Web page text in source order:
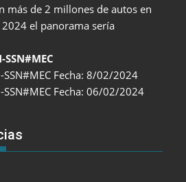
más de 2 millones de autos en
el panorama sería
SSN#MEC
SSN#MEC Fecha: 8/02/2024
SSN#MEC Fecha: 06/02/2024